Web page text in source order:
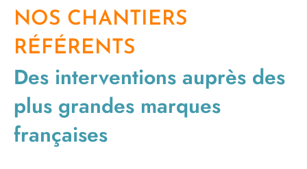
NOS CHANTIERS
RÉFÉRENTS
Des interventions auprès des
plus grandes marques
françaises